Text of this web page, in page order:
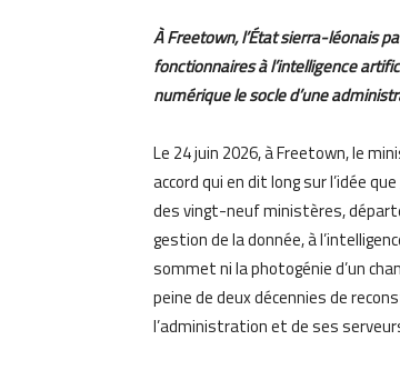
À Freetown, l’État sierra-léonais
fonctionnaires à l’intelligence
numérique le socle d’une
Le 24 juin 2026, à Freetown, le
accord qui en dit long sur l’idée
des vingt-neuf ministères,
gestion de la donnée, à
sommet ni la photogénie d’un
peine de deux décennies de
l’administration et de ses